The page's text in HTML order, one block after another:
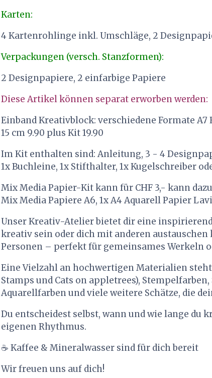
Karten:
4 Kartenrohlinge inkl. Umschläge, 2
Verpackungen (versch. Stanzformen):
2 Designpapiere, 2 einfarbige Papiere
Diese Artikel können separat erworben werden:
Einband Kreativblock: verschiedene Formate A7
15 cm 9.90 plus Kit 19.90
Im Kit enthalten sind: Anleitung, 3 - 4
1x Buchleine, 1x Stifthalter, 1x Kugelschreiber
Mix Media Papier-Kit kann für CHF 3,- kann
Mix Media Papiere A6, 1x A4 Aquarell Papier
Unser Kreativ-Atelier bietet dir eine
kreativ sein oder dich mit anderen austauschen
Personen – perfekt für gemeinsames Werkeln
Eine Vielzahl an hochwertigen Materialien
Stamps und Cats on appletrees),
Aquarellfarben und viele weitere Schätze, die
Du entscheidest selbst, wann und wie lange du
eigenen Rhythmus.
☕ Kaffee & Mineralwasser sind für dich bereit
Wir freuen uns auf dich!